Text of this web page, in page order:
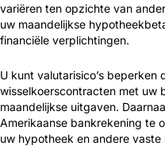
variëren ten opzichte van
uw maandelijkse
financiële verplichtingen.
U kunt valutarisico’s beperken
wisselkoerscontracten met uw
maandelijkse uitgaven.
Amerikaanse bankrekening te
uw hypotheek en andere vaste